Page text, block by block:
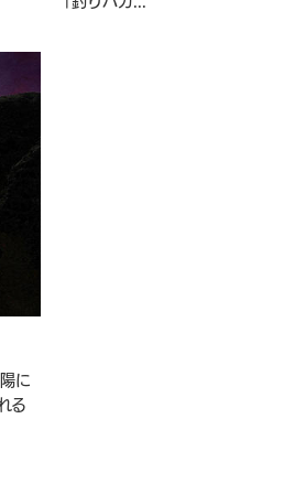
に
る